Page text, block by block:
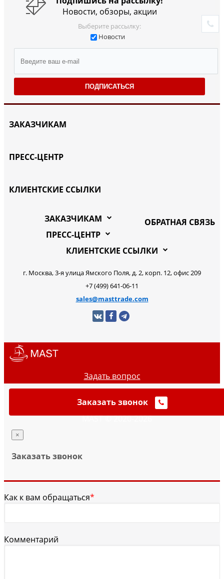
Новости, обзоры, акции
Выберите рассылку:
Новости
ПОДПИСАТЬСЯ
ЗАКАЗЧИКАМ
ПРЕСС-ЦЕНТР
КЛИЕНТСКИЕ ССЫЛКИ
ОБРАТНАЯ СВЯЗЬ
ЗАКАЗЧИКАМ
ПРЕСС-ЦЕНТР
КЛИЕНТСКИЕ ССЫЛКИ
г. Москва, 3-я улица Ямского Поля, д. 2, корп. 12, офис 209
+7 (499) 641-06-11
sales@masttrade.com
Задать вопрос
Заказать звонок
MAST © 2020-2026
×
Заказать звонок
Как к вам обращаться*
Комментарий